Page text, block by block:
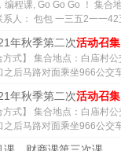
程课, Go Go Go ！ 集合
人： 包包 一三五2一一42
年秋季第二次活动召集
式】 集合地点：白庙村
后马路对面乘坐966公交
年秋季第二次活动召集
式】 集合地点：白庙村
后马路对面乘坐966公交